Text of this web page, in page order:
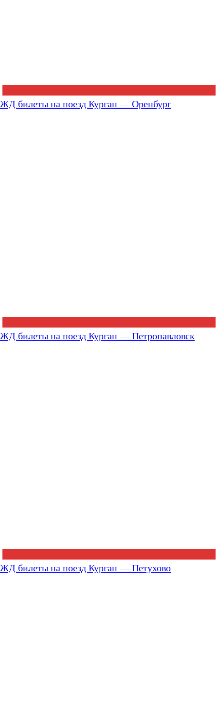
ЖД билеты на поезд Курган — Оренбург
ЖД билеты на поезд Курган — Петропавловск
ЖД билеты на поезд Курган — Петухово